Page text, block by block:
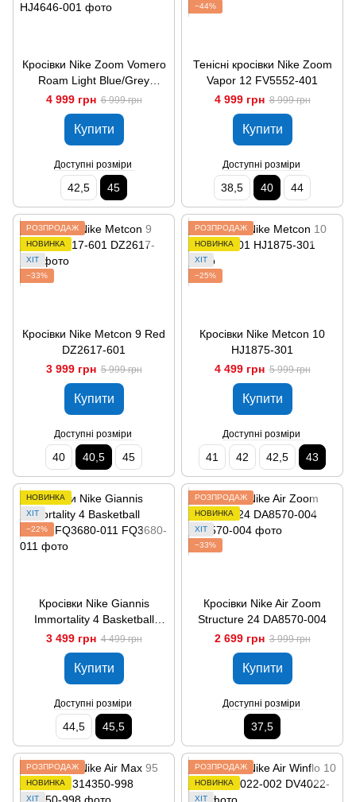
Кросівки Nike Zoom Vomero
Roam Light Blue/Grey
HJ4646-001
4 999 грн 6 999 грн
Купити
Доступні розміри
42,5 45
−44%
Тенісні кросівки Nike Zoom
Vapor 12 FV5552-401
4 999 грн 8 999 грн
Купити
Доступні розміри
38,5 40 44
РОЗПРОДАЖ
НОВИНКА
ХІТ
−33%
Кросівки Nike Metcon 9 Red
DZ2617-601
3 999 грн 5 999 грн
Купити
Доступні розміри
40 40,5 45
РОЗПРОДАЖ
НОВИНКА
ХІТ
−25%
Кросівки Nike Metcon 10
HJ1875-301
4 499 грн 5 999 грн
Купити
Доступні розміри
41 42 42,5 43
НОВИНКА
ХІТ
−22%
Кросівки Nike Giannis
Immortality 4 Basketball
Shoes FQ3680-011
3 499 грн 4 499 грн
Купити
Доступні розміри
44,5 45,5
РОЗПРОДАЖ
НОВИНКА
ХІТ
−33%
Кросівки Nike Air Zoom
Structure 24 DA8570-004
2 699 грн 3 999 грн
Купити
Доступні розміри
37,5
РОЗПРОДАЖ
НОВИНКА
ХІТ
РОЗПРОДАЖ
НОВИНКА
ХІТ